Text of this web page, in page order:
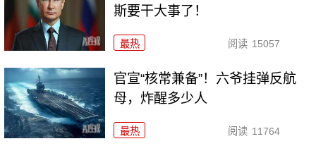
斯要干大事了！
最热 阅读 15057
官宣“核常兼备”！六爷挂弹反航
母，炸醒多少人
最热 阅读 11764